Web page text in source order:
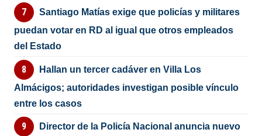
Santiago Matías exige que policías y militares
puedan votar en RD al igual que otros empleados
del Estado
Hallan un tercer cadáver en Villa Los
Almácigos; autoridades investigan posible vínculo
entre los casos
Director de la Policía Nacional anuncia nuevo